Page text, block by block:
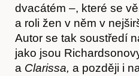
dvacátém –, které se
a roli žen v něm v
Autor se tak soustředí
jako jsou
a Clarissa, a později i